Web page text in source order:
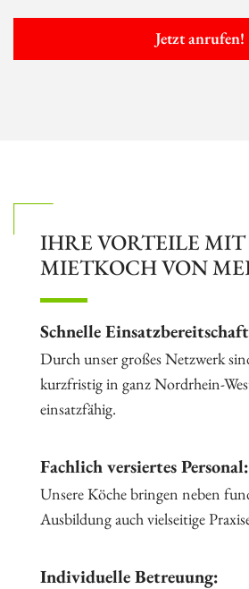
Jetzt anrufen!
IHRE VORTEILE
MIETKOCH VON
Schnelle
Durch unser großes Netzwerk
kurzfristig in ganz Nordrhein-
einsatzfähig.
Fachlich versiertes Personal:
Unsere Köche bringen neben
Ausbildung auch vielseitige
Individuelle Betreuung: